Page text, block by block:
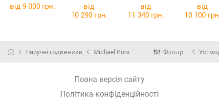
MK4925
від 9 000 грн.
від
10 290 грн.
від
11 340 грн.
від
10 100
Наручні годинники Michael Kors Фільтр Усі
Повна версія сайту
Політика конфіденційності